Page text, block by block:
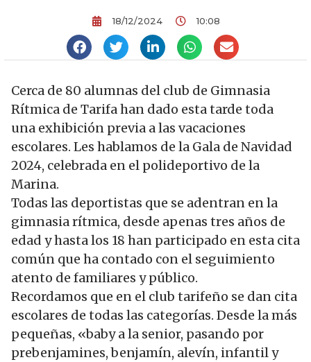
18/12/2024 10:08
Cerca de 80 alumnas del club de Gimnasia
Rítmica de Tarifa han dado esta tarde toda
una exhibición previa a las vacaciones
escolares. Les hablamos de la Gala de Navidad
2024, celebrada en el polideportivo de la
Marina.
Todas las deportistas que se adentran en la
gimnasia rítmica, desde apenas tres años de
edad y hasta los 18 han participado en esta cita
común que ha contado con el seguimiento
atento de familiares y público.
Recordamos que en el club tarifeño se dan cita
escolares de todas las categorías. Desde la más
pequeñas, «baby a la senior, pasando por
prebenjamines, benjamín, alevín, infantil y